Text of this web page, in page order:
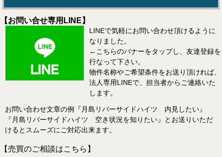
【お問い合せ専用LINE】
LINEで気軽にお問い合わせ頂けるように
なりました。
←こちらのバナーをタップし、友達登録を
行なって下さい。
物件名称やご希望条件をお送り頂ければ、
法人専用LINEで、担当者からご連絡いた
します。
お問い合わせ文章の例『月島リバーサイドハイツ 内見したい』
『月島リバーサイドハイツ 空き状況を知りたい』とお送りいただ
けるとスムーズにご対応出来ます。
【売買のご相談はこちら】